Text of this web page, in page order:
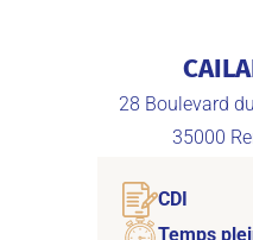
28 Boulevard
35000
CDI
Temps